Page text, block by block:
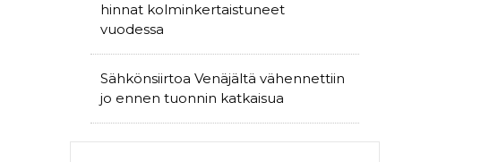
hinnat kolminkertaistuneet
vuodessa
Sähkönsiirtoa Venäjältä vähennettiin
jo ennen tuonnin katkaisua